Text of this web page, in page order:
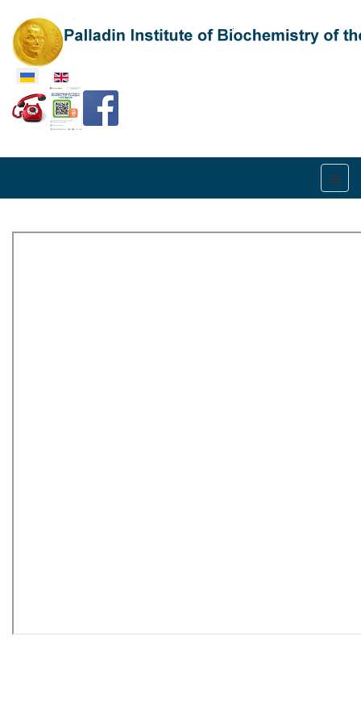
Оберіть свою мову